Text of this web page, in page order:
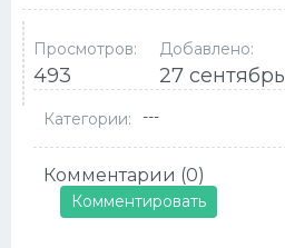
Просмотров:
493
Добавлено:
27 сентябрь
Категории: ---
Комментарии (0)
Комментировать